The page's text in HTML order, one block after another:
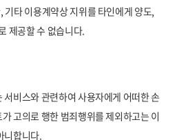
타 이용계약상 지위를 타인에게 양도,
제공할 수 없습니다.
서비스와 관련하여 사용자에게 어떠한 손
고의로 행한 범죄행위를 제외하고는 이
니합니다.